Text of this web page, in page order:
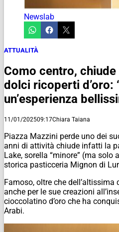
Newslab
ATTUALITÀ
Como centro,
dolci ricoperti d’oro:
un’esperienza
11/01/202509:17Chiara Taiana
Piazza Mazzini perde uno dei
anni di attività chiude infatti la
Lake, sorella “minore” (ma solo
storica pasticceria Mignon di
Famoso, oltre che
anche per le sue creazioni
cioccolatino d’oro che ha
Arabi.